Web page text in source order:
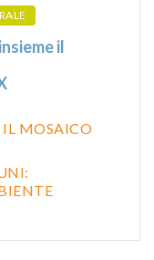
il
IL MOSAICO